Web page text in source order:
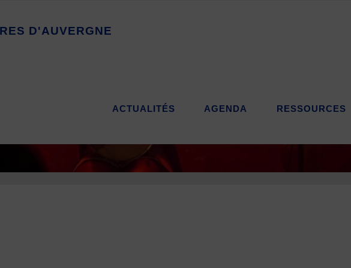
RES D'AUVERGNE
ACTUALITÉS AGENDA RESSOURCES